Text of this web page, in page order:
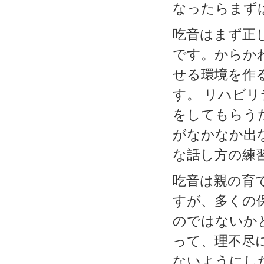
なったらまず
吃音はまず正
です。からか
せる環境を作
す。 リハビ
をしてもらう
がなかなか出
な話し方の練
吃音は親の育
すが、多くの
のではないか
って、理不尽